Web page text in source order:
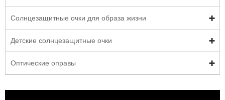
Солнцезащитные очки для образа жизни
Детские солнцезащитные очки
Оптические оправы